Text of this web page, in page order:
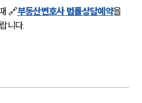
🔗부동산변호사 법률상담예약을
니다.